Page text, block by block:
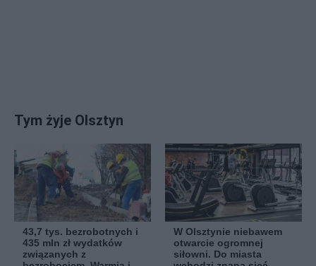
Tym żyje Olsztyn
43,7 tys. bezrobotnych i
435 mln zł wydatków
związanych z
W Olsztynie niebawem
otwarcie ogromnej
siłowni. Do miasta